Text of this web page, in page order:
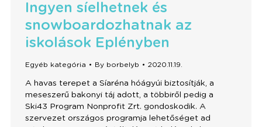
Ingyen síelhetnek és
snowboardozhatnak az
iskolások Eplényben
Egyéb kategória By borbelyb 2020.11.19.
A havas terepet a Síaréna hóágyúi biztosítják, a
meseszerű bakonyi táj adott, a többiről pedig a
Ski43 Program Nonprofit Zrt. gondoskodik. A
szervezet országos programja lehetőséget ad